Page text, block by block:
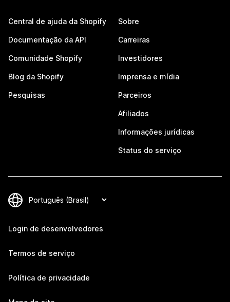
Central de ajuda da Shopify
Documentação da API
Comunidade Shopify
Blog da Shopify
Pesquisas
Sobre
Carreiras
Investidores
Imprensa e mídia
Parceiros
Afiliados
Informações jurídicas
Status do serviço
Login de desenvolvedores
Termos de serviço
Política de privacidade